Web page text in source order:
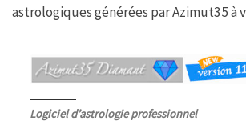
astrologiques générées par Azimut35 à
Logiciel d’astrologie professionnel